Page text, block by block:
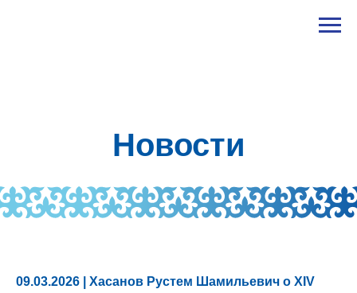
Новости
09.03.2026 | Хасанов Рустем Шамильевич о XIV